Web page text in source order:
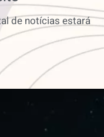
de notícias estará